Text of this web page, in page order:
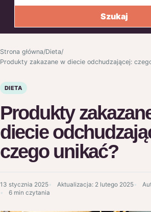
Szukaj
Strona główna/Dieta/
Produkty zakazane w diecie odchudzającej:
DIETA
Produkty
diecie
czego unikać?
13 stycznia 2025 Aktualizacja: 2 lutego 2025
6 min czytania